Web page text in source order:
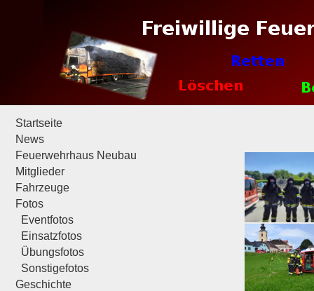
Startseite
News
Feuerwehrhaus Neubau
Mitglieder
Fahrzeuge
Fotos
Eventfotos
Einsatzfotos
Übungsfotos
Sonstigefotos
Geschichte